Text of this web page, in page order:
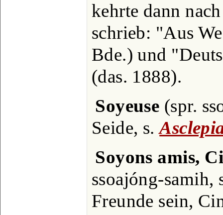
kehrte dann
schrieb: "Aus
Bde.) und
(das. 1888).
Soyeuse (spr.
Seide, s.
Soyons amis,
ssoajóng-samih,
Freunde sein,